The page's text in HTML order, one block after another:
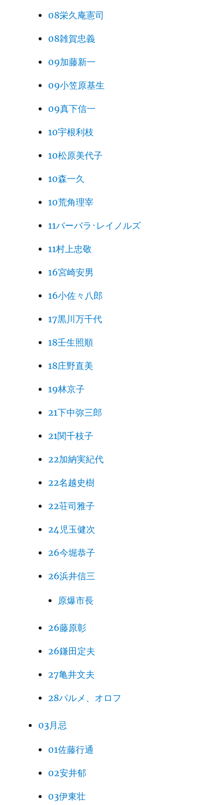
08栄久庵憲司
08雑賀忠義
09加藤新一
09小笠原基生
09真下信一
10宇根利枝
10松原美代子
10森一久
10荒角理宰
11バーバラ･レイノルズ
11村上忠敬
16宮崎安男
16小佐々八郎
17黒川万千代
18壬生照順
18庄野直美
19林京子
21下中弥三郎
21関千枝子
22加納実紀代
22名越史樹
22荘司雅子
24児玉健次
26今堀恭子
26浜井信三
原爆市長
26藤原彰
26鎌田定夫
27亀井文夫
28パルメ、オロフ
03月忌
01佐藤行通
02安井郁
03伊東壮